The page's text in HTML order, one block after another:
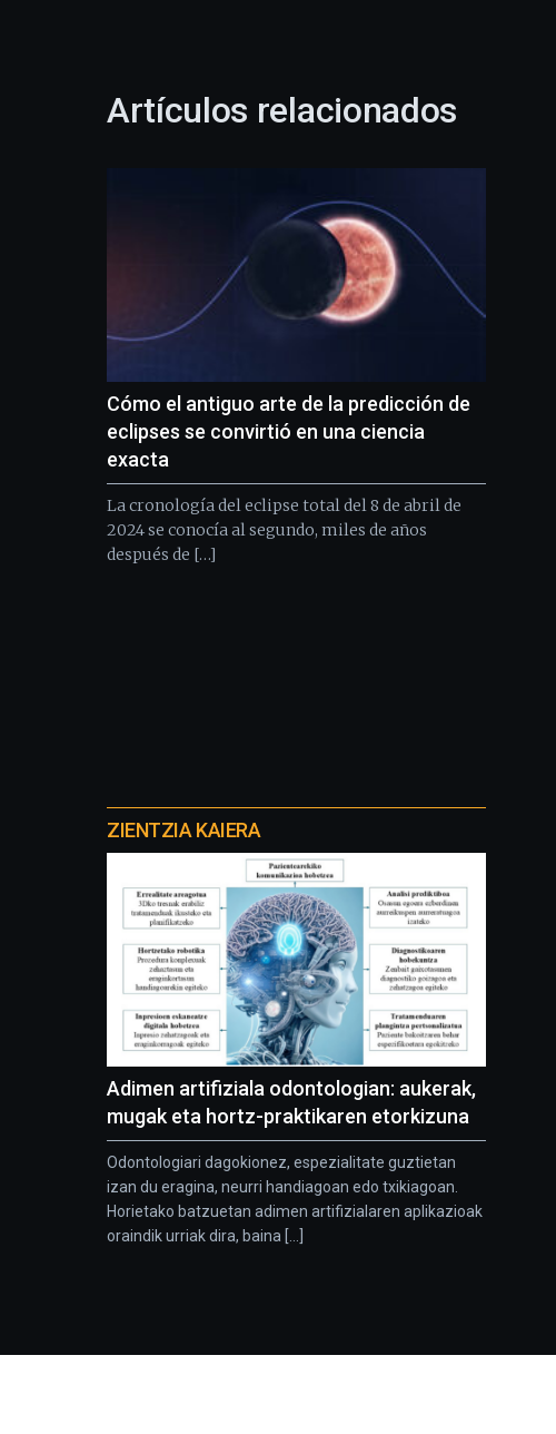
Artículos relacionados
Cómo el antiguo arte de la predicción de
eclipses se convirtió en una ciencia
exacta
La cronología del eclipse total del 8 de abril de
2024 se conocía al segundo, miles de años
después de […]
proyectos
ZIENTZIA KAIERA
Adimen artifiziala odontologian: aukerak,
mugak eta hortz-praktikaren etorkizuna
Odontologiari dagokionez, espezialitate guztietan
izan du eragina, neurri handiagoan edo txikiagoan.
Horietako batzuetan adimen artifizialaren aplikazioak
oraindik urriak dira, baina [...]